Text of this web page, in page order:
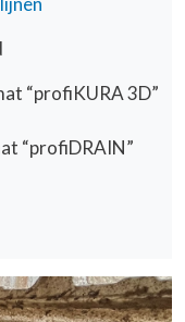
“profiKURA 3D”
“profiDRAIN”